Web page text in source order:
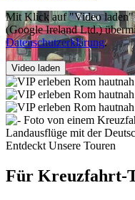
Mit Klick auf "Video laden"
(Google Ireland Ltd.)
Datenschutzerklärung.
Video laden
Entdeckt Unsere Touren
Für Kreuzfahrt-